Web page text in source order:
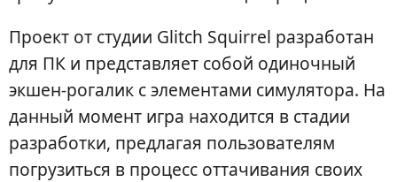
Проект от студии Glitch Squirrel разработан
для ПК и представляет собой одиночный
экшен-рогалик с элементами симулятора. На
данный момент игра находится в стадии
разработки, предлагая пользователям
погрузиться в процесс оттачивания своих